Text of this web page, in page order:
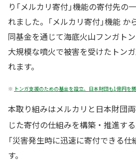
り「メルカリ寄付」機能の寄付先の
れました。「メルカリ寄付」機能 か
同基金を通じて海底火山フンガト
大規模な噴火で被害を受けたトン
れます。
※ トンガ支援のための基金を設立、日本財団も1億円を拠
本取り組みはメルカリと日本財団
じた寄付の仕組みを構築・推進す
「災害発生時に迅速に寄付できる仕
す。